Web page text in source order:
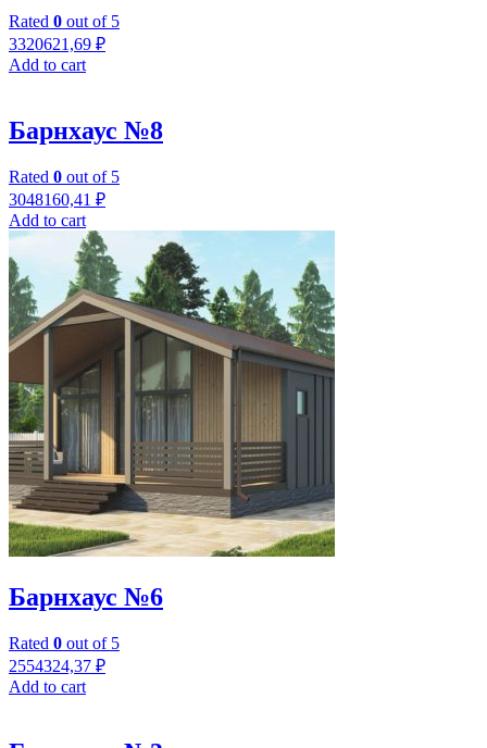
Rated 0 out of 5
3320621,69 ₽
Add to cart
Барнхаус №8
Rated 0 out of 5
3048160,41 ₽
Add to cart
Барнхаус №6
Rated 0 out of 5
2554324,37 ₽
Add to cart